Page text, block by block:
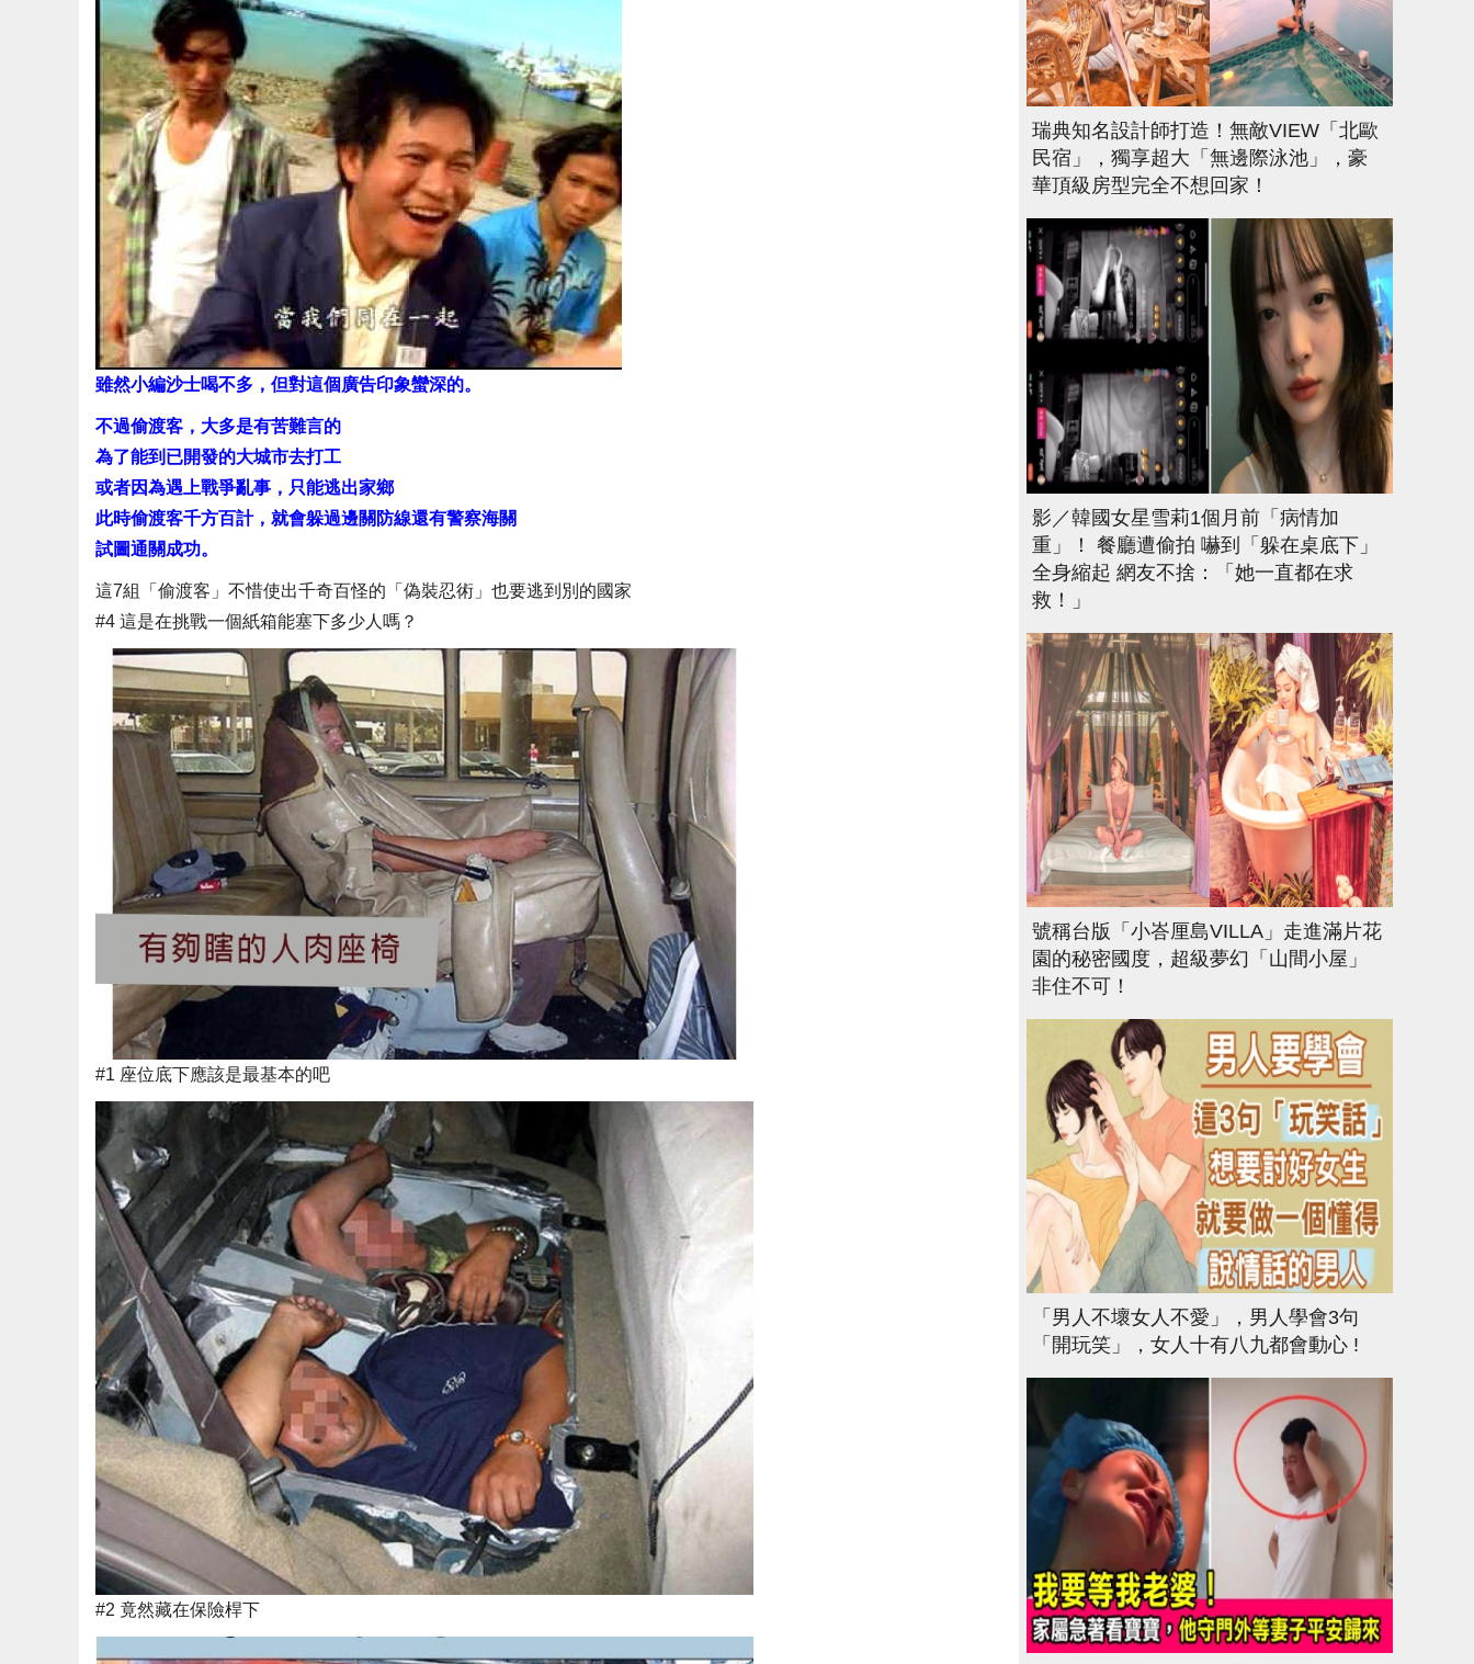
雖然小編沙士喝不多，但對這個廣告印象蠻深的。
不過偷渡客，大多是有苦難言的
為了能到已開發的大城市去打工
或者因為遇上戰爭亂事，只能逃出家鄉
此時偷渡客千方百計，就會躲過邊關防線還有警察海關
試圖通關成功。
這7組「偷渡客」不惜使出千奇百怪的「偽裝忍術」也要逃到別的國家
#4 這是在挑戰一個紙箱能塞下多少人嗎？
#1 座位底下應該是最基本的吧
#2 竟然藏在保險桿下
瑞典知名設計師打造！無敵VIEW「北歐
民宿」，獨享超大「無邊際泳池」，豪
華頂級房型完全不想回家！
影／韓國女星雪莉1個月前「病情加
重」！ 餐廳遭偷拍 嚇到「躲在桌底下」
全身縮起 網友不捨：「她一直都在求
救！」
號稱台版「小峇厘島VILLA」走進滿片花
園的秘密國度，超級夢幻「山間小屋」
非住不可！
「男人不壞女人不愛」，男人學會3句
「開玩笑」，女人十有八九都會動心 !